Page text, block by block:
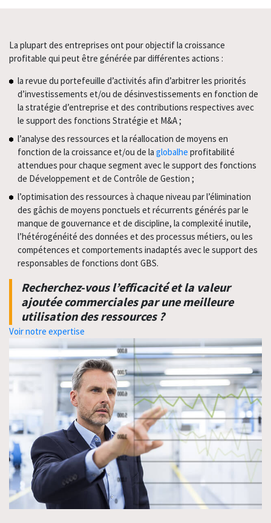
La plupart des entreprises ont pour objectif la croissance
profitable qui peut être générée par différentes actions :
la revue du portefeuille d’activités afin d’arbitrer les priorités
d’investissements et/ou de désinvestissements en fonction de
la stratégie d’entreprise et des contributions respectives avec
le support des fonctions Stratégie et M&A ;
l’analyse des ressources et la réallocation de moyens en
fonction de la croissance et/ou de la globalhe profitabilité
attendues pour chaque segment avec le support des fonctions
de Développement et de Contrôle de Gestion ;
l’optimisation des ressources à chaque niveau par l’élimination
des gâchis de moyens ponctuels et récurrents générés par le
manque de gouvernance et de discipline, la complexité inutile,
l’hétérogénéité des données et des processus métiers, ou les
compétences et comportements inadaptés avec le support des
responsables de fonctions dont GBS.
Recherchez-vous l’efficacité et la valeur
ajoutée commerciales par une meilleure
utilisation des ressources ?
Voir notre expertise